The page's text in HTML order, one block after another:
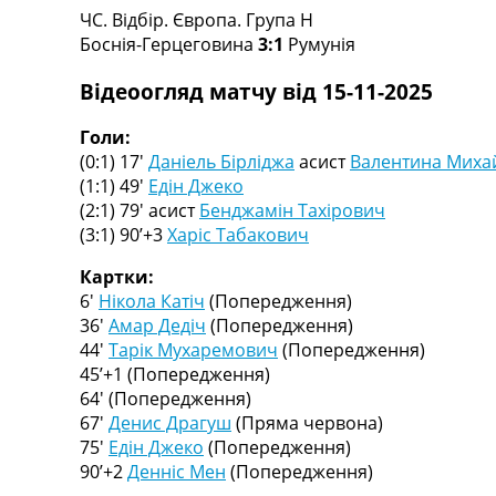
Турніри
Чемпіонат Світу
Україна. Перша Ліга
Іспанія. Ла Ліга
Ще Турніри >>>
Таблиці
Чемпіонат Світу. Турнирні таблиці
Перша Ліга
Таблиця АПЛ
Таблиця Ла Ліги
Таблиця Ліги Чемпіонів
Всі таблиці >>>
Рейтинги
Рейтинг країн УЄФА
Рейтинг клубів УЄФА
Рейтинг ФІФА
ЧC. Відбір. Європа. Група H
Боснія-Герцеговина 3:1 Румунія
Відеоогляд матчу від 15-11-2025
Голи:
(0:1) 17′ Даніель Бірліджа асистВалентина
(1:1) 49′ Едін Джеко
(2:1) 79′ асистБенджамін Тахірович
(3:1) 90’+3Харіс Табакович
Картки:
6′ Нікола Катіч (Попередження)
36′ Амар Дедіч (Попередження)
44′ Тарік Мухаремович (Попередження)
45’+1 (Попередження)
64′ (Попередження)
67′ Денис Драгуш (Пряма червона)
75′ Едін Джеко (Попередження)
90’+2Денніс Мен (Попередження)